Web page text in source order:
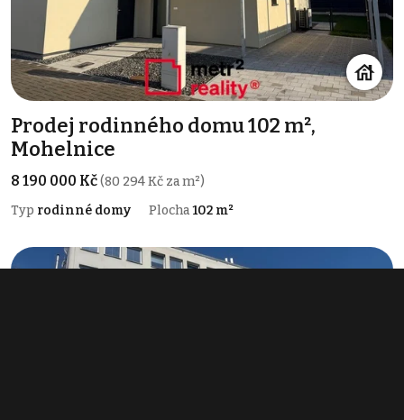
Prodej rodinného domu 102 m²,
Mohelnice
8 190 000 Kč(80 294 Kč za m²)
Typ rodinné domy Plocha102 m²